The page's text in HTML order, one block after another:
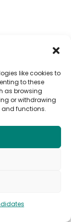
like cookies to
to these
as browsing
or withdrawing
and functions.
-